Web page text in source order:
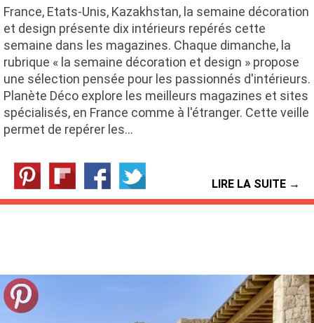
France, Etats-Unis, Kazakhstan, la semaine décoration
et design présente dix intérieurs repérés cette
semaine dans les magazines. Chaque dimanche, la
rubrique « la semaine décoration et design » propose
une sélection pensée pour les passionnés d'intérieurs.
Planète Déco explore les meilleurs magazines et sites
spécialisés, en France comme à l'étranger. Cette veille
permet de repérer les…
LIRE LA SUITE →